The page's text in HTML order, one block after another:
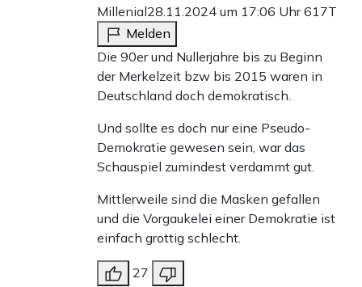
Millenial28.11.2024 um 17:06 Uhr617T
Melden
Die 90er und Nullerjahre bis zu Beginn
der Merkelzeit bzw bis 2015 waren in
Deutschland doch demokratisch.
Und sollte es doch nur eine Pseudo-
Demokratie gewesen sein, war das
Schauspiel zumindest verdammt gut.
Mittlerweile sind die Masken gefallen
und die Vorgaukelei einer Demokratie ist
einfach grottig schlecht.
27